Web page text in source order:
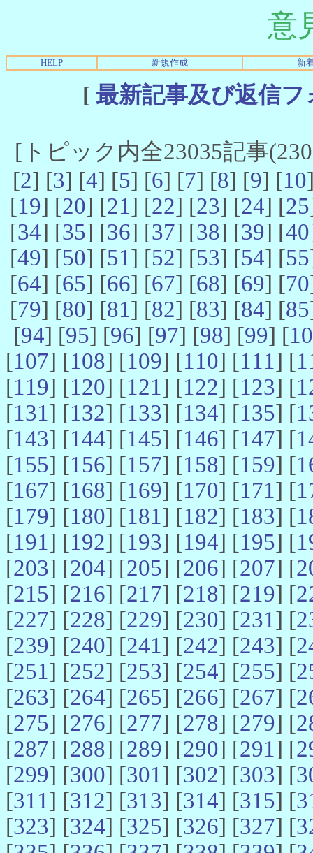
意
HELP 新規作成 新
[ 最新記事及び返信
[トピック内全23035記事
[2] [3] [4] [5] [6] [7] [8] [9] [10
[19] [20] [21] [22] [23] [24] [25
[34] [35] [36] [37] [38] [39] [40
[49] [50] [51] [52] [53] [54] [55
[64] [65] [66] [67] [68] [69] [70
[79] [80] [81] [82] [83] [84] [85
[94] [95] [96] [97] [98] [99] [
[107] [108] [109] [110] [111] [
[119] [120] [121] [122] [123] [
[131] [132] [133] [134] [135] [
[143] [144] [145] [146] [147] [
[155] [156] [157] [158] [159] [
[167] [168] [169] [170] [171] [
[179] [180] [181] [182] [183] [
[191] [192] [193] [194] [195] [
[203] [204] [205] [206] [207] [
[215] [216] [217] [218] [219] [
[227] [228] [229] [230] [231] [
[239] [240] [241] [242] [243] [
[251] [252] [253] [254] [255] [
[263] [264] [265] [266] [267] [
[275] [276] [277] [278] [279] [
[287] [288] [289] [290] [291] [
[299] [300] [301] [302] [303] [
[311] [312] [313] [314] [315] [
[323] [324] [325] [326] [327] [